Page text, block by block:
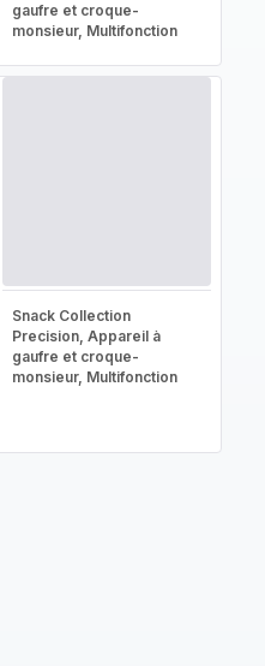
gaufre et croque-
monsieur, Multifonction
Snack Collection
Precision, Appareil à
gaufre et croque-
monsieur, Multifonction